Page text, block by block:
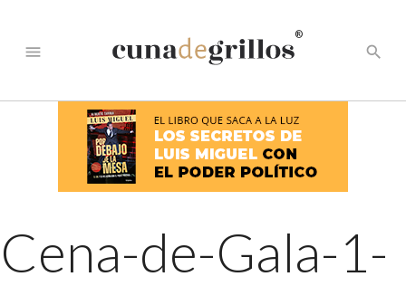
menu
®
search
Cena-de-Gala-1-